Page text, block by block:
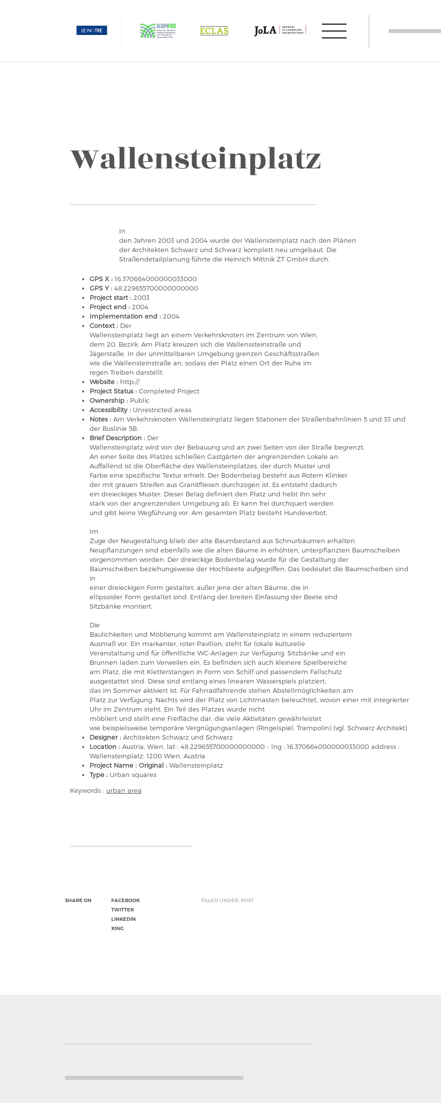
Wallensteinplatz
In
den Jahren 2003 und 2004 wurde der Wallensteinplatz nach den Plänen
der Architekten Schwarz und Schwarz komplett neu umgebaut. Die
Straßendetailplanung führte die Heinrich Mittnik ZT GmbH durch.
GPS X : 16.370664000000033000
GPS Y : 48.229655700000000000
Project start : 2003
Project end : 2004
Implementation end : 2004
Context : Der
Wallensteinplatz liegt an einem Verkehrsknoten im Zentrum von Wien,
dem 20. Bezirk. Am Platz kreuzen sich die Wallenssteinstraße und
Jägerstaße. In der unmittelbaren Umgebung grenzen Geschäftsstraßen
wie die Wallensteinstraße an, sodass der Platz einen Ort der Ruhe im
regen Treiben darstellt.
Website : http://
Project Status : Completed Project
Ownership : Public
Accessibility : Unrestricted areas
Notes : Am Verkehrsknoten Wallensteinplatz liegen Stationen der Straßenbahnlinien 5 und 33 und
der Buslinie 5B.
Brief Description : Der
Wallensteinplatz wird von der Bebauung und an zwei Seiten von der Straße begrenzt.
An einer Seite des Platzes schließen Gastgärten der angrenzenden Lokale an.
Auffallend ist die Oberfläche des Wallensteinplatzes, der durch Muster und
Farbe eine spezifische Textur erhielt. Der Bodenbelag besteht aus Rotem Klinker
der mit grauen Streifen aus Granitfliesen durchzogen ist. Es entsteht dadurch
ein dreieckiges Muster. Dieser Belag definiert den Platz und hebt ihn sehr
stark von der angrenzenden Umgebung ab. Er kann frei durchquert werden
und gibt keine Wegführung vor. Am gesamten Platz besteht Hundeverbot.
Im
Zuge der Neugestaltung blieb der alte Baumbestand aus Schnurbäumen erhalten.
Neupflanzungen sind ebenfalls wie die alten Bäume in erhöhten, unterpflanzten Baumscheiben
vorgenommen worden. Der dreieckige Bodenbelag wurde für die Gestaltung der
Baumscheiben beziehungsweise der Hochbeete aufgegriffen. Das bedeutet die Baumscheiben sind
in
einer dreieckigen Form gestaltet, außer jene der alten Bäume, die in
ellipsoider Form gestaltet sind. Entlang der breiten Einfassung der Beete sind
Sitzbänke montiert.
Die
Baulichkeiten und Möblierung kommt am Wallensteinplatz in einem reduziertem
Ausmaß vor. Ein markanter, roter Pavillon, steht für lokale kulturelle
Veranstaltung und für öffentliche WC-Anlagen zur Verfügung. Sitzbänke und ein
Brunnen laden zum Verweilen ein. Es befinden sich auch kleinere Spielbereiche
am Platz, die mit Kletterstangen in Form von Schilf und passendem Fallschutz
ausgestattet sind. Diese sind entlang eines linearen Wasserspiels platziert,
das im Sommer aktiviert ist. Für Fahrradfahrende stehen Abstellmöglichkeiten am
Platz zur Verfügung. Nachts wird der Platz von Lichtmasten beleuchtet, wovon einer mit integrierter
Uhr im Zentrum steht. Ein Teil des Platzes wurde nicht
möbliert und stellt eine Freifläche dar, die viele Aktivitäten gewährleistet
wie beispielsweise temporäre Vergnügungsanlagen (Ringelspiel, Trampolin) (vgl. Schwarz Architekt).
Designer : Architekten Schwarz und Schwarz
Location : Austria, Wien, lat : 48.229655700000000000 - lng : 16.370664000000033000 address :
Wallensteinplatz, 1200 Wien, Austria
Project Name : Original : Wallensteinplatz
Type : Urban squares
Keywords : urban area
SHARE ON
FACEBOOK
TWITTER
LINKEDIN
XING
FILLED UNDER: POST